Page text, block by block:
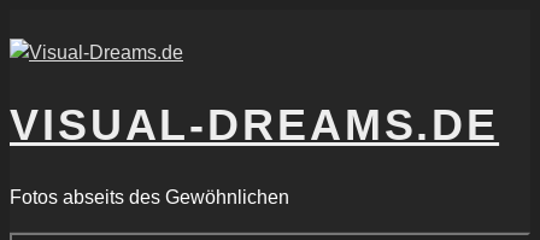
Inhalt
VISUAL-DREAMS.DE
Fotos abseits des Gewöhnlichen